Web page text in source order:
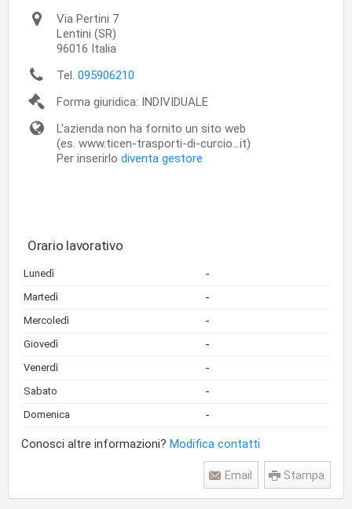
Via Pertini 7
Lentini (SR)
96016 Italia
Tel. 095906210
Forma giuridica: INDIVIDUALE
L'azienda non ha fornito un sito web
(es. www.ticen-trasporti-di-curcio...it)
Per inserirlo diventa gestore
Orario lavorativo
Lunedì -
Martedì -
Mercoledì -
Giovedì -
Venerdì -
Sabato -
Domenica -
Conosci altre informazioni? Modifica contatti
Stampa
Email